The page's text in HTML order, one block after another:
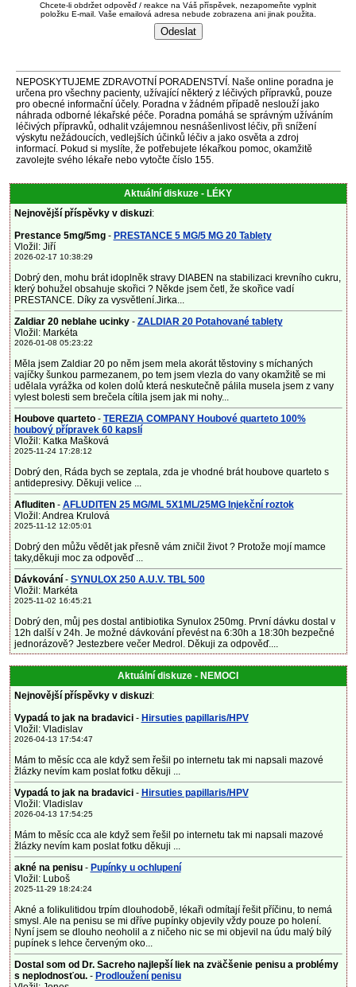
Chcete-li obdržet odpověď / reakce na Váš příspěvek, nezapomeňte vyplnit
položku E-mail. Vaše emailová adresa nebude zobrazena ani jinak použita.
NEPOSKYTUJEME ZDRAVOTNÍ PORADENSTVÍ. Naše online poradna je
určena pro všechny pacienty, užívající některý z léčivých přípravků, pouze
pro obecné informační účely. Poradna v žádném případě neslouží jako
náhrada odborné lékařské péče. Poradna pomáhá se správným užíváním
léčivých přípravků, odhalit vzájemnou nesnášenlivost léčiv, při snížení
výskytu nežádoucích, vedlejších účinků léčiv a jako osvěta a zdroj
informací. Pokud si myslíte, že potřebujete lékařkou pomoc, okamžitě
zavolejte svého lékaře nebo vytočte číslo 155.
Aktuální diskuze - LÉKY
Nejnovější příspěvky v diskuzi:
Prestance 5mg/5mg- PRESTANCE 5 MG/5 MG 20 Tablety
Vložil: Jiří
2026-02-17 10:38:29
Dobrý den, mohu brát idoplněk stravy DIABEN na stabilizaci krevního cukru,
který bohužel obsahuje skořici ? Někde jsem četl, že skořice vadí
PRESTANCE. Díky za vysvětlení.Jirka...
Zaldiar 20 neblahe ucinky- ZALDIAR 20 Potahované tablety
Vložil: Markéta
2026-01-08 05:23:22
Měla jsem Zaldiar 20 po něm jsem mela akorát těstoviny s míchaných
vajíčky šunkou parmezanem, po tem jsem vlezla do vany okamžitě se mi
udělala vyrážka od kolen dolů která neskutečně pálila musela jsem z vany
vylest bolesti sem brečela cítila jsem jak mi nohy...
Houbove quarteto- TEREZIA COMPANY Houbové quarteto 100%
houbový přípravek 60 kapslí
Vložil: Katka Mašková
2025-11-24 17:28:12
Dobrý den, Ráda bych se zeptala, zda je vhodné brát houbove quarteto s
antidepresivy. Děkuji velice ...
Afluditen- AFLUDITEN 25 MG/ML 5X1ML/25MG Injekční roztok
Vložil: Andrea Krulová
2025-11-12 12:05:01
Dobrý den můžu vědět jak přesně vám zničil život ? Protože mojí mamce
taky,děkuji moc za odpověď ...
Dávkování - SYNULOX 250 A.U.V. TBL 500
Vložil: Markéta
2025-11-02 16:45:21
Dobrý den, můj pes dostal antibiotika Synulox 250mg. První dávku dostal v
12h další v 24h. Je možné dávkování převést na 6:30h a 18:30h bezpečné
jednorázově? Jestezbere večer Medrol. Děkuji za odpověď....
Aktuální diskuze - NEMOCI
Nejnovější příspěvky v diskuzi:
Vypadá to jak na bradavici - Hirsuties papillaris/HPV
Vložil: Vladislav
2026-04-13 17:54:47
Mám to měsíc cca ale když sem řešil po internetu tak mi napsali mazové
žlázky nevím kam poslat fotku děkuji ...
Vypadá to jak na bradavici - Hirsuties papillaris/HPV
Vložil: Vladislav
2026-04-13 17:54:25
Mám to měsíc cca ale když sem řešil po internetu tak mi napsali mazové
žlázky nevím kam poslat fotku děkuji ...
akné na penisu- Pupínky u ochlupení
Vložil: Luboš
2025-11-29 18:24:24
Akné a folikulitidou trpím dlouhodobě, lékaři odmítají řešit příčinu, to nemá
smysl. Ale na penisu se mi dříve pupínky objevily vždy pouze po holení.
Nyní jsem se dlouho neoholil a z ničeho nic se mi objevil na údu malý bílý
pupínek s lehce červeným oko...
Dostal som od Dr. Sacreho najlepší liek na zväčšenie penisu a problémy
s neplodnosťou.- Prodloužení penisu